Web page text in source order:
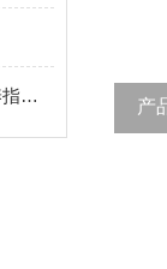
蒸汽喷射试验箱总出故障？这份保养指南，帮你省下大笔维修费！
产